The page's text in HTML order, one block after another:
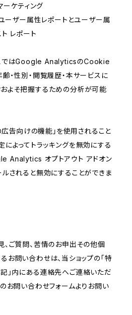
ケティング
ザー属性レポートとユーザー属
レポート
ではGoogle AnalyticsのCookie
・性別・閲覧履歴・本サービスに
よそ把握するための分析が可能
告向けの機能」を使用されること
によってトラッキングを無効にする
Analytics オプトアウト アドオン
ルされると無効にすることができま
、ご質問、苦情のお申出その他個
お問い合わせは、当ショップの「特
」内にある連絡先へご連絡いただ
お問い合わせフォームよりお問い